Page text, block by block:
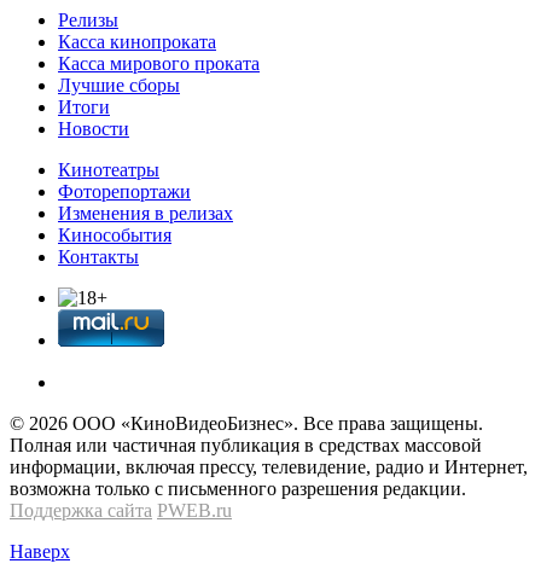
Релизы
Касса кинопроката
Касса мирового проката
Лучшие сборы
Итоги
Новости
Кинотеатры
Фоторепортажи
Изменения в релизах
Кинособытия
Контакты
© 2026 OOО «КиноВидеоБизнес». Все права защищены.
Полная или частичная публикация в средствах массовой
информации, включая прессу, телевидение, радио и Интернет,
возможна только с письменного разрешения редакции.
Поддержка сайта PWEB.ru
Наверх